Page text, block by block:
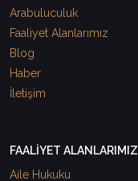
Arabuluculuk
Faaliyet Alanlarımız
Blog
Haber
İletişim
FAALİYET ALANLARIMIZ
Aile Hukuku